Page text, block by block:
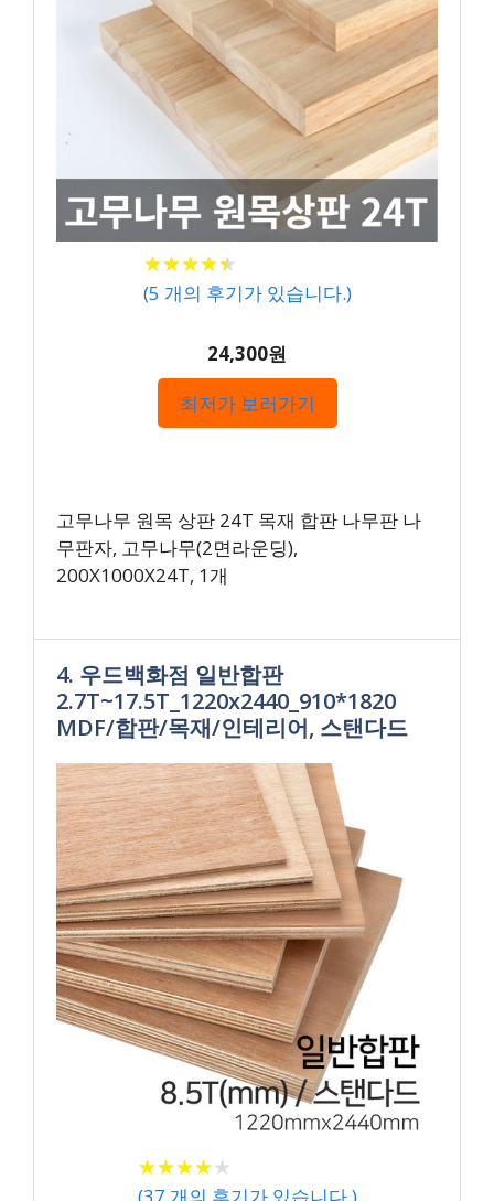
★★★★★
★★★★★
(5 개의 후기가 있습니다.)
24,300원
최저가 보러가기
고무나무 원목 상판 24T 목재 합판 나무판 나
무판자, 고무나무(2면라운딩),
200X1000X24T, 1개
4. 우드백화점 일반합판
2.7T~17.5T_1220x2440_910*1820
MDF/합판/목재/인테리어, 스탠다드
★★★★★
★★★★★